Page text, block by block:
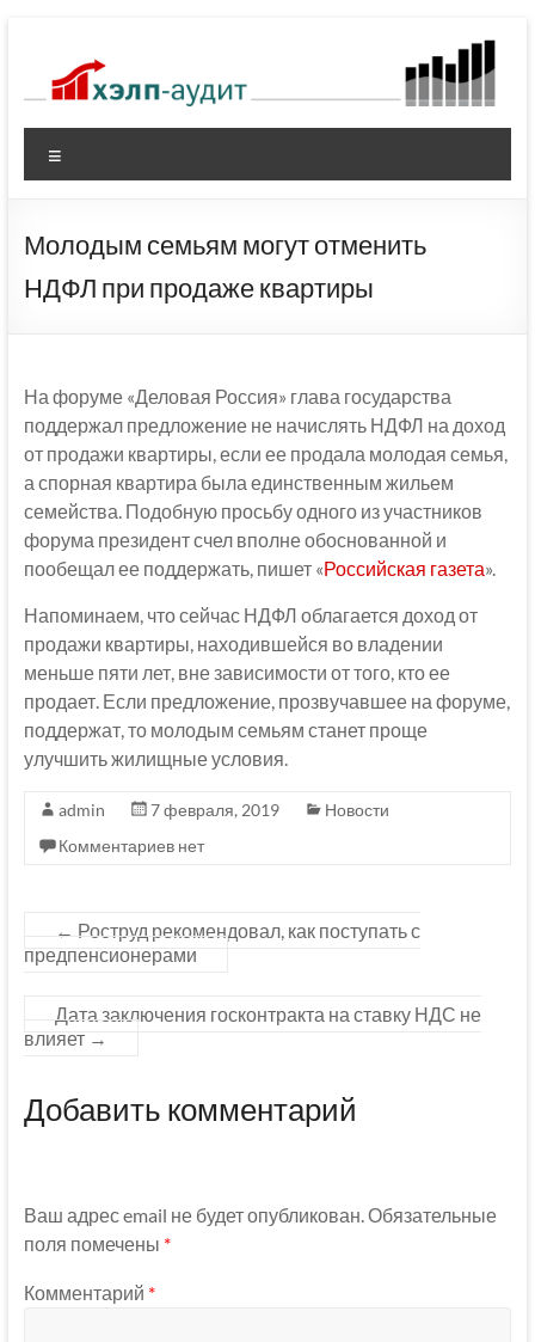
содержимому
Молодым семьям могут отменить
НДФЛ при продаже квартиры
На форуме «Деловая Россия» глава государства
поддержал предложение не начислять НДФЛ на доход
от продажи квартиры, если ее продала молодая семья,
а спорная квартира была единственным жильем
семейства. Подобную просьбу одного из участников
форума президент счел вполне обоснованной и
пообещал ее поддержать, пишет «Российская газета».
Напоминаем, что сейчас НДФЛ облагается доход от
продажи квартиры, находившейся во владении
меньше пяти лет, вне зависимости от того, кто ее
продает. Если предложение, прозвучавшее на форуме,
поддержат, то молодым семьям станет проще
улучшить жилищные условия.
admin 7 февраля, 2019
Новости
Комментариев нет
← Роструд рекомендовал, как поступать с
предпенсионерами
Дата заключения госконтракта на ставку НДС не
влияет →
Добавить комментарий
Ваш адрес email не будет опубликован. Обязательные
поля помечены *
Комментарий *